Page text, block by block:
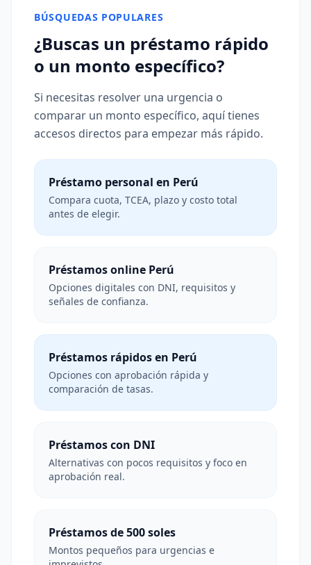
BÚSQUEDAS POPULARES
¿Buscas un préstamo rápido
o un monto específico?
Si necesitas resolver una urgencia o
comparar un monto específico, aquí tienes
accesos directos para empezar más rápido.
Préstamo personal en Perú
Compara cuota, TCEA, plazo y costo total
antes de elegir.
Préstamos online Perú
Opciones digitales con DNI, requisitos y
señales de confianza.
Préstamos rápidos en Perú
Opciones con aprobación rápida y
comparación de tasas.
Préstamos con DNI
Alternativas con pocos requisitos y foco en
aprobación real.
Préstamos de 500 soles
Montos pequeños para urgencias e